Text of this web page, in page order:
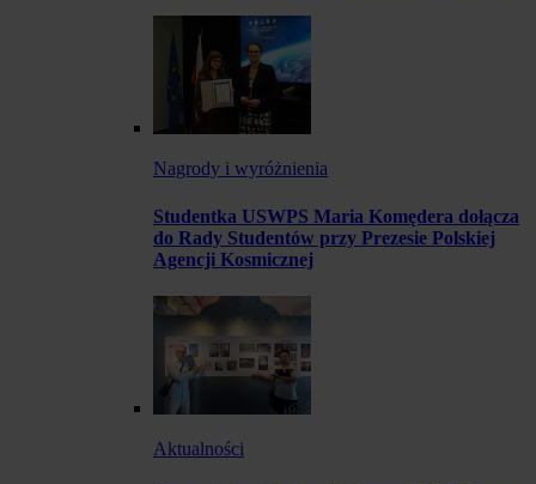
Nagrody i wyróżnienia
Studentka USWPS Maria Komędera dołącza
do Rady Studentów przy Prezesie Polskiej
Agencji Kosmicznej
Aktualności